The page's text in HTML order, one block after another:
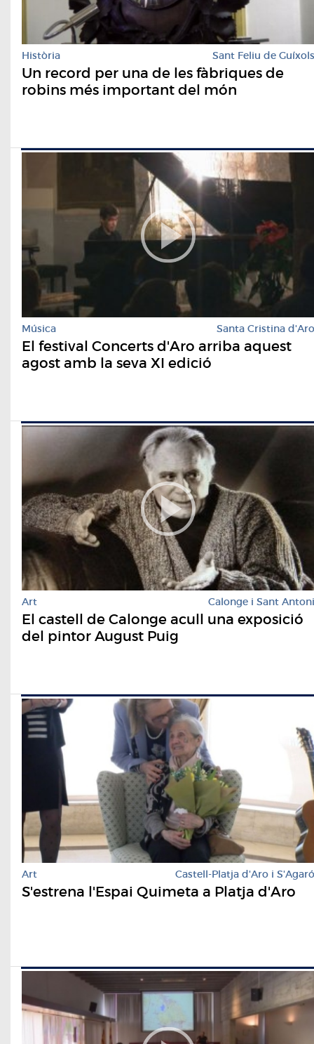
Història Sant Feliu de Guíxols
Un record per una de les fàbriques de
robins més important del món
Música Santa Cristina d'Aro
El festival Concerts d'Aro arriba aquest
agost amb la seva XI edició
Art Calonge i Sant Antoni
El castell de Calonge acull una exposició
del pintor August Puig
Art Castell-Platja d'Aro i S'Agaró
S'estrena l'Espai Quimeta a Platja d'Aro